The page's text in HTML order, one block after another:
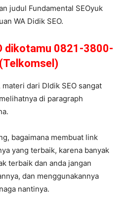
judul Fundamental SEOyuk
WA Didik SEO.
dikotamu 0821-3800-
materi dari DIdik SEO sangat
di paragraph
bagaimana membuat link
yang terbaik, karena banyak
terbaik dan anda jangan
dan menggunakannya
nantinya.